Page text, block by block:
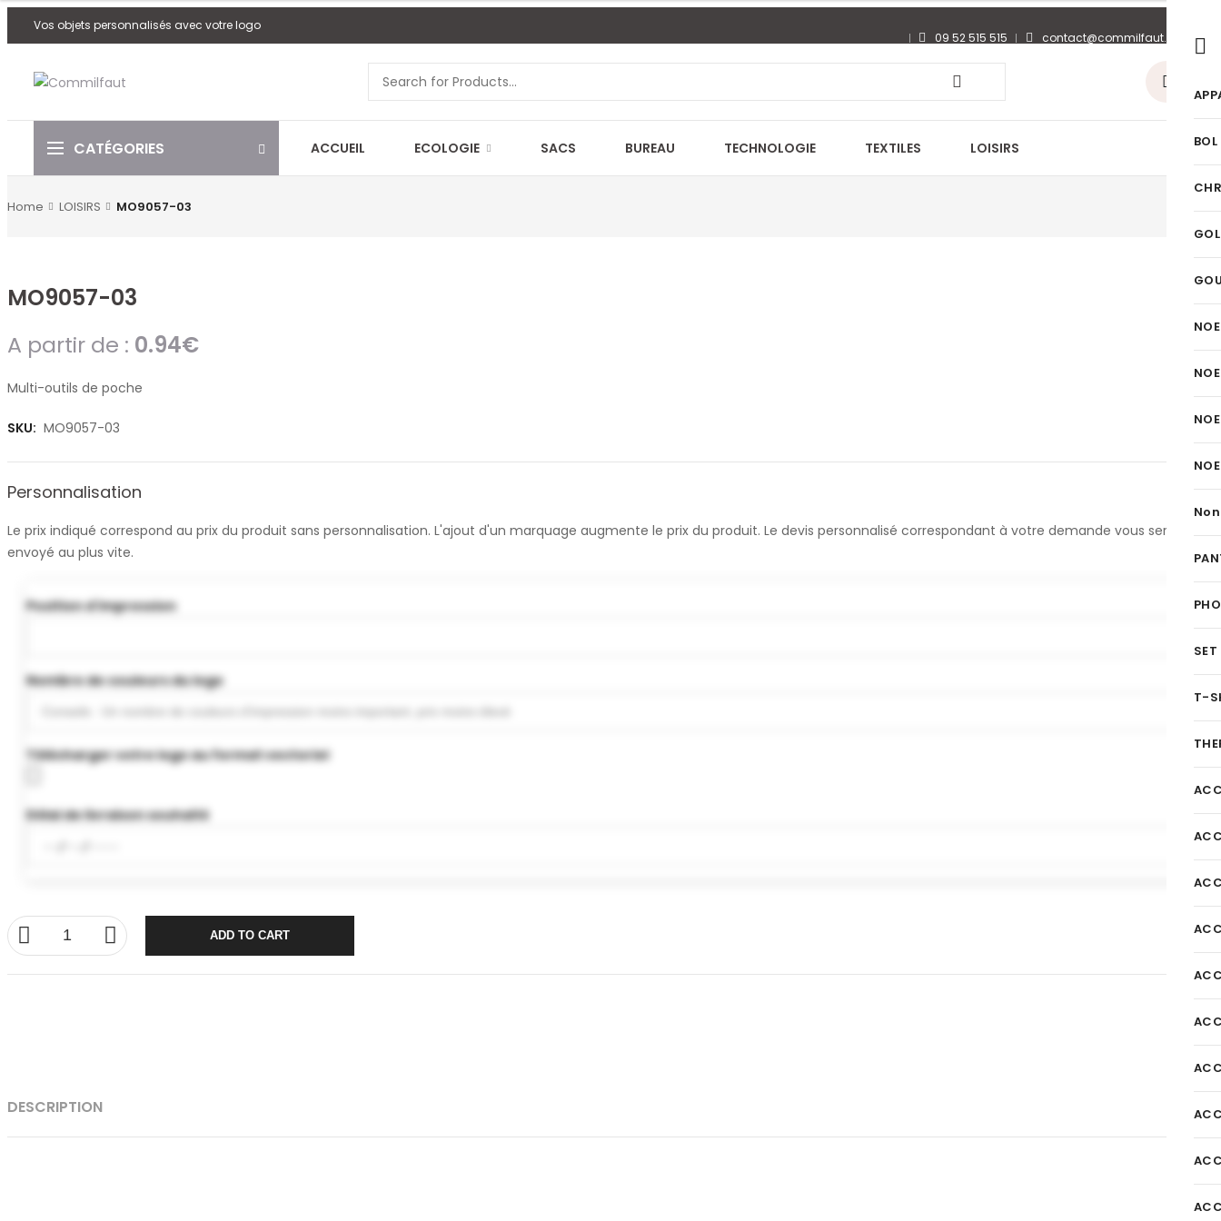
Vos objets personnalisés avec votre logo
09 52 515 515
contact@commilfaut.fr
CATÉGORIES ACCUEIL ECOLOGIE SACS BUREAU TECHNOLOGIE TEXTILES LOISIRS
Home LOISIRS MO9057-03
MO9057-03
A partir de : 0.94€
Multi-outils de poche
SKU: MO9057-03
Personnalisation
Le prix indiqué correspond au prix du produit sans personnalisation. L'ajout d'un marquage augmente le prix du produit. Le devis personnalisé correspondant à votre demande vous sera
envoyé au plus vite.
Position d'impression
Nombre de couleurs du logo
Télécharger votre logo au format vectoriel
Délai de livraison souhaité
ADD TO CART
DESCRIPTION
BOL
T-